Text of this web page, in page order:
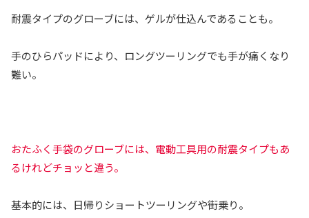
耐震タイプのグローブには、ゲルが仕込んであることも。
手のひらパッドにより、ロングツーリングでも手が痛くなり
難い。
おたふく手袋のグローブには、電動工具用の耐震タイプもあ
るけれどチョッと違う。
基本的には、日帰りショートツーリングや街乗り。